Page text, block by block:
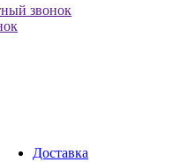
звонок
Доставка